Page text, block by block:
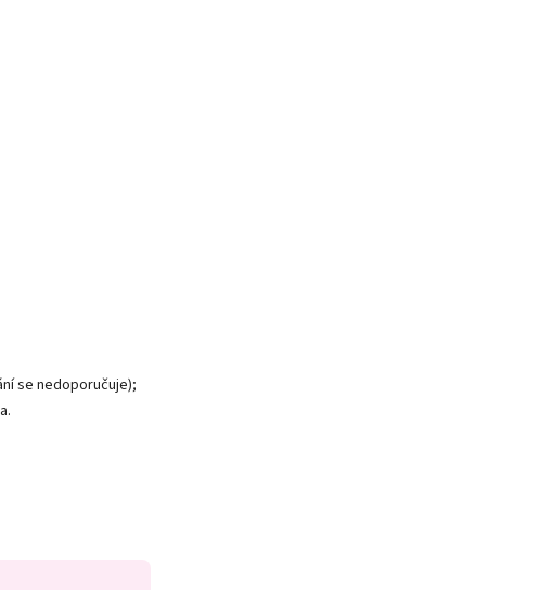
se nedoporučuje);